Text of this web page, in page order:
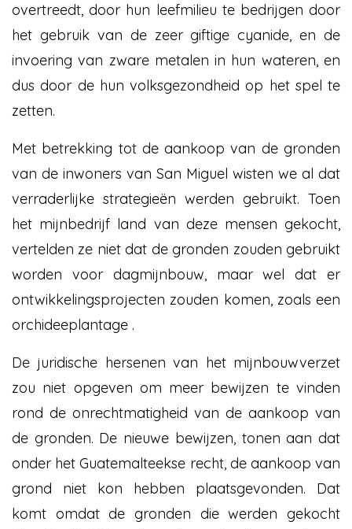
overtreedt, door hun leefmilieu te bedrijgen door
het gebruik van de zeer giftige cyanide, en de
invoering van zware metalen in hun wateren, en
dus door de hun volksgezondheid op het spel te
zetten.
Met betrekking tot de aankoop van de gronden
van de inwoners van San Miguel wisten we al dat
verraderlijke strategieën werden gebruikt. Toen
het mijnbedrijf land van deze mensen gekocht,
vertelden ze niet dat de gronden zouden gebruikt
worden voor dagmijnbouw, maar wel dat er
ontwikkelingsprojecten zouden komen, zoals een
orchideeplantage .
De juridische hersenen van het mijnbouwverzet
zou niet opgeven om meer bewijzen te vinden
rond de onrechtmatigheid van de aankoop van
de gronden. De nieuwe bewijzen, tonen aan dat
onder het Guatemalteekse recht, de aankoop van
grond niet kon hebben plaatsgevonden. Dat
komt omdat de gronden die werden gekocht